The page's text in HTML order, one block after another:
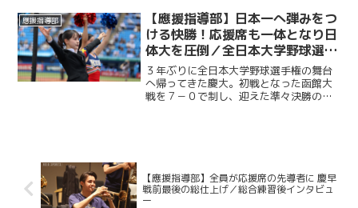
方や練習に臨む姿勢、さらには應援指導
部の一員としての責任感には...
應援指導部
【應援指導部】日本一へ弾みをつ
ける快勝！応援席も一体となり日
体大を圧倒／全日本大学野球選手
権大会準々決勝 対日本体育大学
戦
３年ぶりに全日本大学野球選手権の舞台
へ帰ってきた慶大。初戦となった函館大
戦を７－０で制し、迎えた準々決勝の相
【應援指導部】全員が応援席の先導者に 慶早
戦前最後の総仕上げ／総合練習後インタビュ
ー